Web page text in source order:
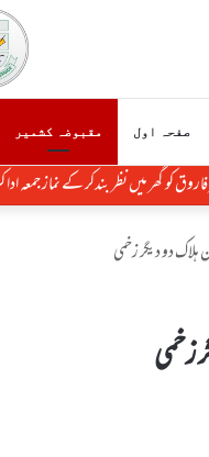
صفحہ اول مقبوضہ کشمیر
کو گھر میں نظر بندکر کے نماز جمعہ
دو دیگر زخمی
زخمی